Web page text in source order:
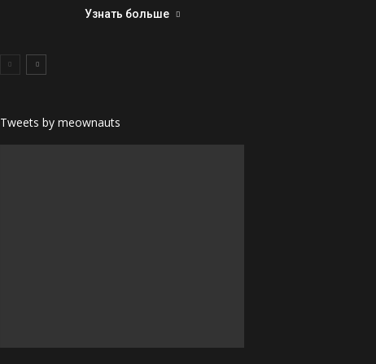
Узнать больше
Tweets by meownauts